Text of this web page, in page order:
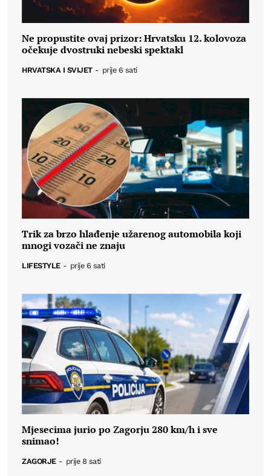
Ne propustite ovaj prizor: Hrvatsku 12. kolovoza
očekuje dvostruki nebeski spektakl
HRVATSKA I SVIJET - prije 6 sati
Trik za brzo hlađenje užarenog automobila koji
mnogi vozači ne znaju
LIFESTYLE - prije 6 sati
Mjesecima jurio po Zagorju 280 km/h i sve
snimao!
ZAGORJE - prije 8 sati